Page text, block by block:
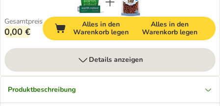
Gesamtpreis
0,00 €
Alles in den
Warenkorb legen
Alles in den
Warenkorb legen
Details anzeigen
Produktbeschreibung